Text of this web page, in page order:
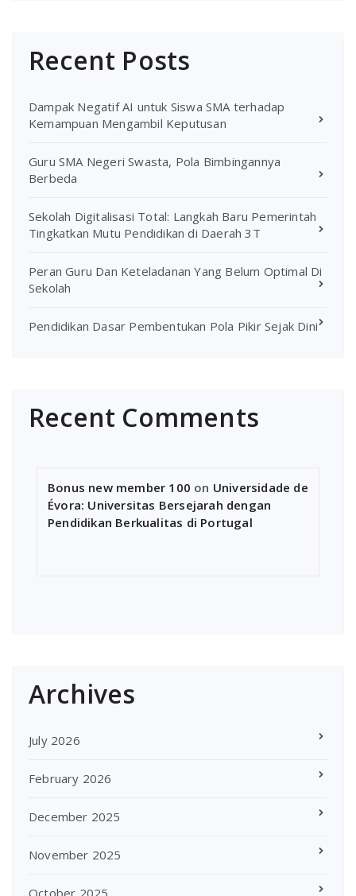
Recent Posts
Dampak Negatif AI untuk Siswa SMA terhadap
Kemampuan Mengambil Keputusan
Guru SMA Negeri Swasta, Pola Bimbingannya
Berbeda
Sekolah Digitalisasi Total: Langkah Baru Pemerintah
Tingkatkan Mutu Pendidikan di Daerah 3T
Peran Guru Dan Keteladanan Yang Belum Optimal Di
Sekolah
Pendidikan Dasar Pembentukan Pola Pikir Sejak Dini
Recent Comments
Bonus new member 100 on Universidade de
Évora: Universitas Bersejarah dengan
Pendidikan Berkualitas di Portugal
Archives
July 2026
February 2026
December 2025
November 2025